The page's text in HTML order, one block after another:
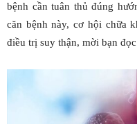
bệnh cần tuân thủ đúng
căn bệnh này, cơ hội chữa
điều trị suy thận, mời bạn